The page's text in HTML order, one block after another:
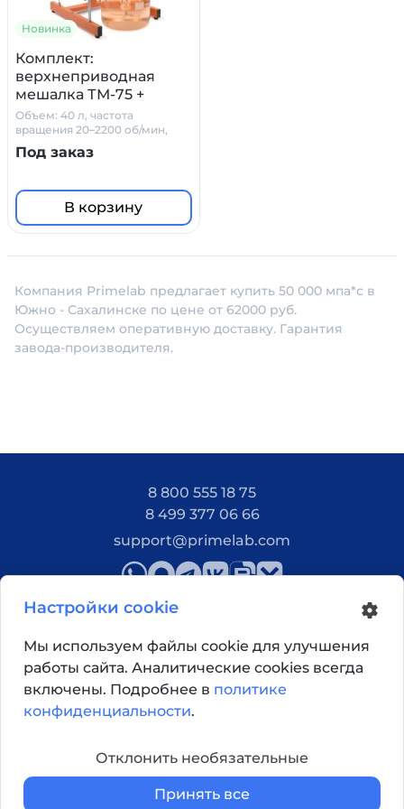
Новинка
Комплект:
верхнеприводная
мешалка ТМ-75 +
стакан на 10 л. +
штатив PL-01 +
мешальник
Объем: 40 л, частота
вращения 20–2200 об/мин,
вязкость - 50 000 мПа*с
Под заказ
В корзину
Компания Primelab предлагает купить 50 000 мпа*с в
Южно - Сахалинске по цене от 62000 руб.
Осуществляем оперативную доставку. Гарантия
завода-производителя.
8 800 555 18 75
8 499 377 06 66
support@primelab.com
Как добраться?
Настройки cookie
Мы используем файлы cookie для улучшения
работы сайта. Аналитические cookies всегда
включены. Подробнее в политике
конфиденциальности.
Отклонить необязательные
Принять все